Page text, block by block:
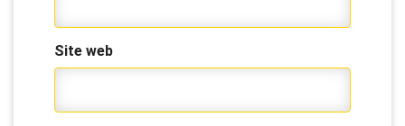
Site web